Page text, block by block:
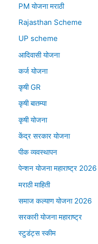
PM योजना मराठी
Rajasthan Scheme
UP scheme
आदिवासी योजना
कर्ज योजना
कृषी GR
कृषी बातम्या
कृषी योजना
केंद्र सरकार योजना
पीक व्यवस्थापन
पेन्शन योजना महाराष्ट्र 2026
मराठी माहिती
समाज कल्याण योजना 2026
सरकारी योजना महाराष्ट्र
स्टुडंट्स स्कीम